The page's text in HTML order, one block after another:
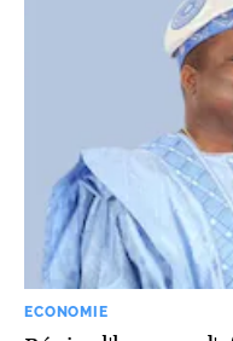
ECONOMIE